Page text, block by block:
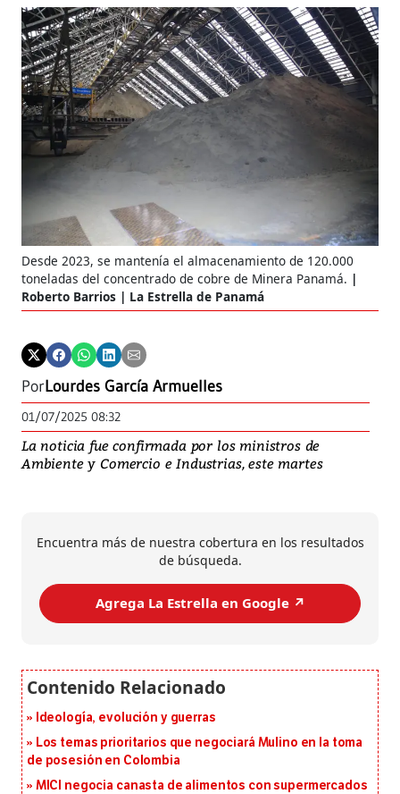
Desde 2023, se mantenía el almacenamiento de 120.000
toneladas del concentrado de cobre de Minera Panamá.
Roberto Barrios | La Estrella de Panamá
PorLourdes García Armuelles
01/07/2025 08:32
La noticia fue confirmada por los ministros de
Ambiente y Comercio e Industrias, este martes
Encuentra más de nuestra cobertura en los resultados
de búsqueda.
Agrega La Estrella en Google ↗️
Ideología, evolución y guerras
Los temas prioritarios que negociará Mulino en la toma
de posesión en Colombia
MICI negocia canasta de alimentos con supermercados